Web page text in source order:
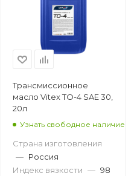
Трансмиссионное
масло Vitex TO-4 SAE 30,
20л
Узнать свободное наличие
Страна изготовления
— Россия
Индекс вязкости — 98